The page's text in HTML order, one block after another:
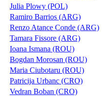
Julia Plowy (POL)
Ramiro Barrios (ARG)
Renzo Atance Conde (ARG)
Tamara Fissore (ARG)
Ioana Ismana (ROU)
Bogdan Morosan (ROU)
Maria Ciubotaru (ROU)
Patricija Urbanc (CRO)
Vedran Boban (CRO)